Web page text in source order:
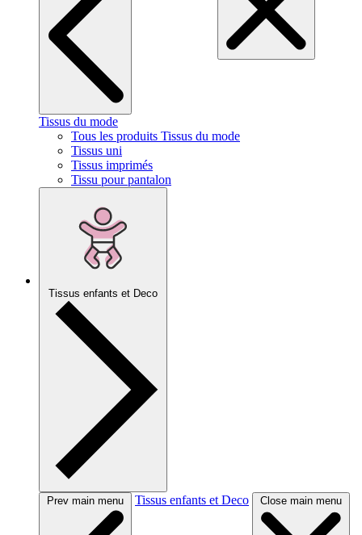
Tissus du mode
Tous les produits Tissus du mode
Tissus uni
Tissus imprimés
Tissu pour pantalon
Tissus enfants et Deco
Prev main menu Tissus enfants et Deco Close main menu